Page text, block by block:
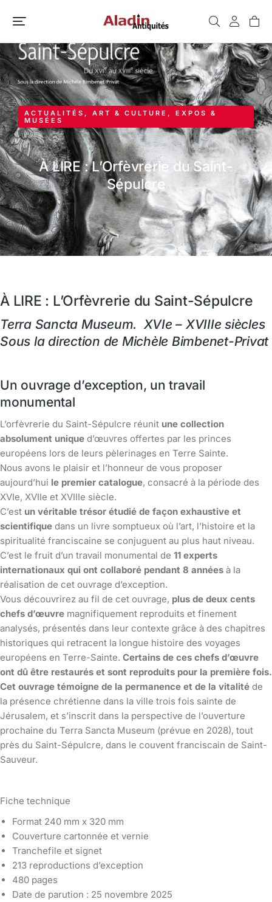
ACTUALITÉS ART & CULTURE
EXPOS &
MUSÉES
À LIRE : L’Orfèvrerie du Saint-
Sépulcre
À LIRE : L’Orfèvrerie du Saint-Sépulcre
Terra Sancta Museum. XVIe – XVIIIe siècles
Sous la direction de Michèle Bimbenet-Privat
Un ouvrage d’exception, un travail
monumental
L’orfèvrerie du Saint-Sépulcre réunit une collection
absolument unique d’œuvres offertes par les princes
européens lors de leurs pèlerinages en Terre Sainte.
Nous avons le plaisir et l’honneur de vous proposer
aujourd’hui le premier catalogue, consacré à la période des
XVIe, XVIIe et XVIIIe siècle.
C’est un véritable trésor étudié de façon exhaustive et
scientifique dans un livre somptueux où l’art, l’histoire et la
spiritualité franciscaine se conjuguent au plus haut niveau.
C’est le fruit d’un travail monumental de 11 experts
internationaux qui ont collaboré pendant 8 années à la
réalisation de cet ouvrage d’exception.
Vous découvrirez au fil de cet ouvrage, plus de deux cents
chefs d’œuvre magnifiquement reproduits et finement
analysés, présentés dans leur contexte grâce à des chapitres
historiques qui retracent la longue histoire des voyages
européens en Terre-Sainte. Certains de ces chefs d’œuvre
ont dû être restaurés et sont reproduits pour la première fois.
Cet ouvrage témoigne de la permanence et de la vitalité de
la présence chrétienne dans la ville trois fois sainte de
Jérusalem, et s’inscrit dans la perspective de l’ouverture
prochaine du Terra Sancta Museum (prévue en 2028), tout
près du Saint-Sépulcre, dans le couvent franciscain de Saint-
Sauveur.
Fiche technique
Format 240 mm x 320 mm
Couverture cartonnée et vernie
Tranchefile et signet
213 reproductions d’exception
480 pages
Date de parution : 25 novembre 2025